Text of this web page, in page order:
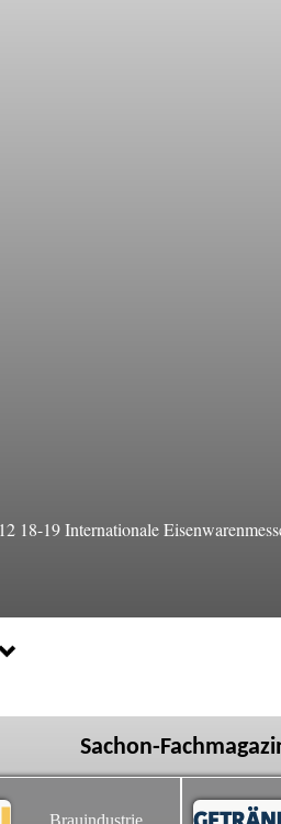
18-19 Internationale
Sachon-
Brauindustrie